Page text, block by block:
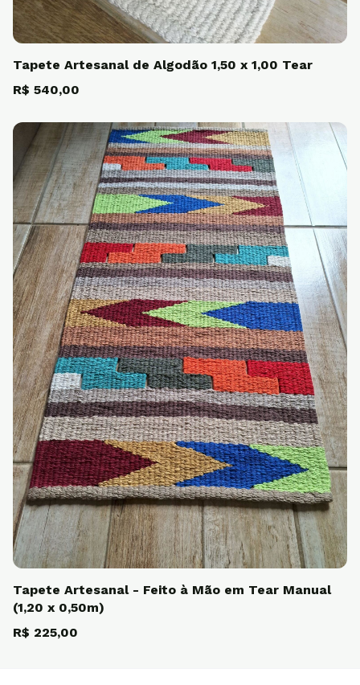
Tapete Artesanal de Algodão 1,50 x 1,00 Tear
R$ 540,00
Tapete Artesanal - Feito à Mão em Tear Manual
(1,20 x 0,50m)
R$ 225,00